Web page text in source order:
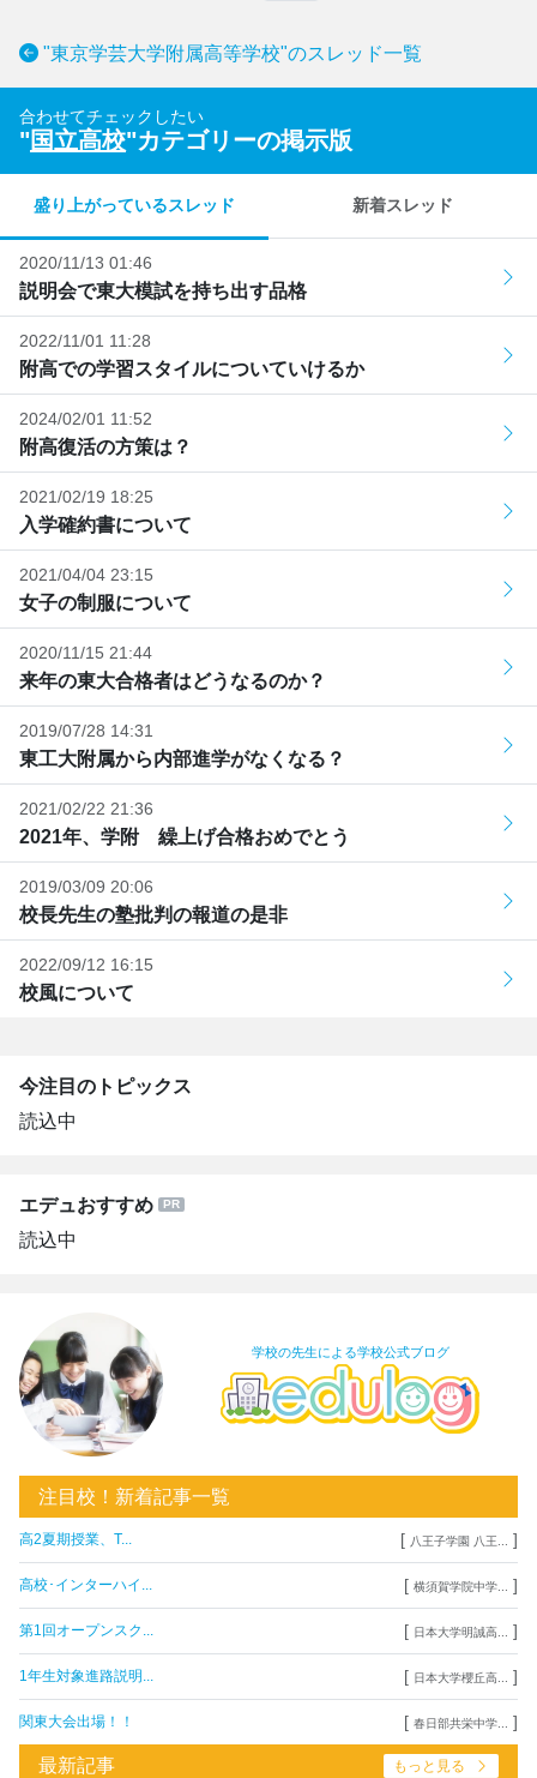
"東京学芸大学附属高等学校"のスレッド一覧
合わせてチェックしたい
"国立高校"カテゴリーの掲示版
盛り上がっているスレッド 新着スレッド
2020/11/13 01:46
説明会で東大模試を持ち出す品格
2022/11/01 11:28
附高での学習スタイルについていけるか
2024/02/01 11:52
附高復活の方策は？
2021/02/19 18:25
入学確約書について
2021/04/04 23:15
女子の制服について
2020/11/15 21:44
来年の東大合格者はどうなるのか？
2019/07/28 14:31
東工大附属から内部進学がなくなる？
2021/02/22 21:36
2021年、学附 繰上げ合格おめでとう
2019/03/09 20:06
校長先生の塾批判の報道の是非
2022/09/12 16:15
校風について
今注目のトピックス
読込中
エデュおすすめ
読込中
学校の先生による学校公式ブログ
注目校！新着記事一覧
高2夏期授業、T... [ 八王子学園 八王... ]
高校･インターハイ... [ 横須賀学院中学... ]
第1回オープンスク... [ 日本大学明誠高... ]
1年生対象進路説明... [ 日本大学櫻丘高... ]
関東大会出場！！ [ 春日部共栄中学... ]
最新記事 もっと見る